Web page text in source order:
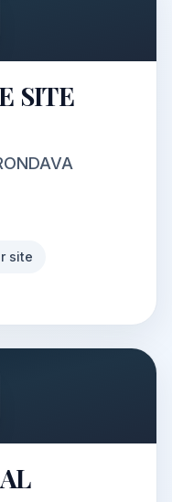
SITE
site